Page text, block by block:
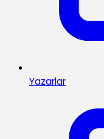
Yazarlar